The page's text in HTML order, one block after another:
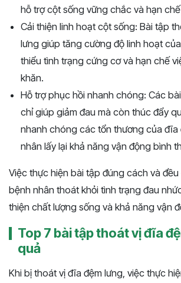
hỗ trợ cột sống vững chắc và hạn
Cải thiện linh hoạt cột sống: Bài tập
lưng giúp tăng cường độ linh hoạt
thiểu tình trạng cứng cơ và hạn chế
khăn.
Hỗ trợ phục hồi nhanh chóng: Các
chỉ giúp giảm đau mà còn thúc đẩy
nhanh chóng các tổn thương của đĩa
nhân lấy lại khả năng vận động bình
Việc thực hiện bài tập đúng cách và đều
bệnh nhân thoát khỏi tình trạng đau
thiện chất lượng sống và khả năng vận
Top 7 bài tập thoát vị đĩa
quả
Khi bị thoát vị đĩa đệm lưng, việc thực